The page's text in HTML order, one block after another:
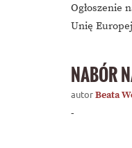
Ogłoszenie
Unię
NABÓR
autorBeata
-